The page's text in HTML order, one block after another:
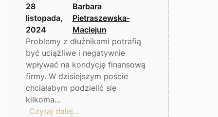
28
listopada,
2024
Barbara
Pietraszewska-
Maciejun
Problemy z dłużnikami potrafią
być uciążliwe i negatywnie
wpływać na kondycję finansową
firmy. W dzisiejszym poście
chciałabym podzielić się
kilkoma…
Czytaj dalej…